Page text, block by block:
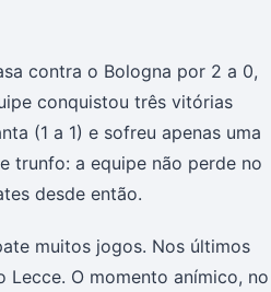
contra o Bologna por 2 a 0,
conquistou três vitórias
(1 a 1) e sofreu apenas uma
trunfo: a equipe não perde no
desde então.
muitos jogos. Nos últimos
Lecce. O momento anímico, no